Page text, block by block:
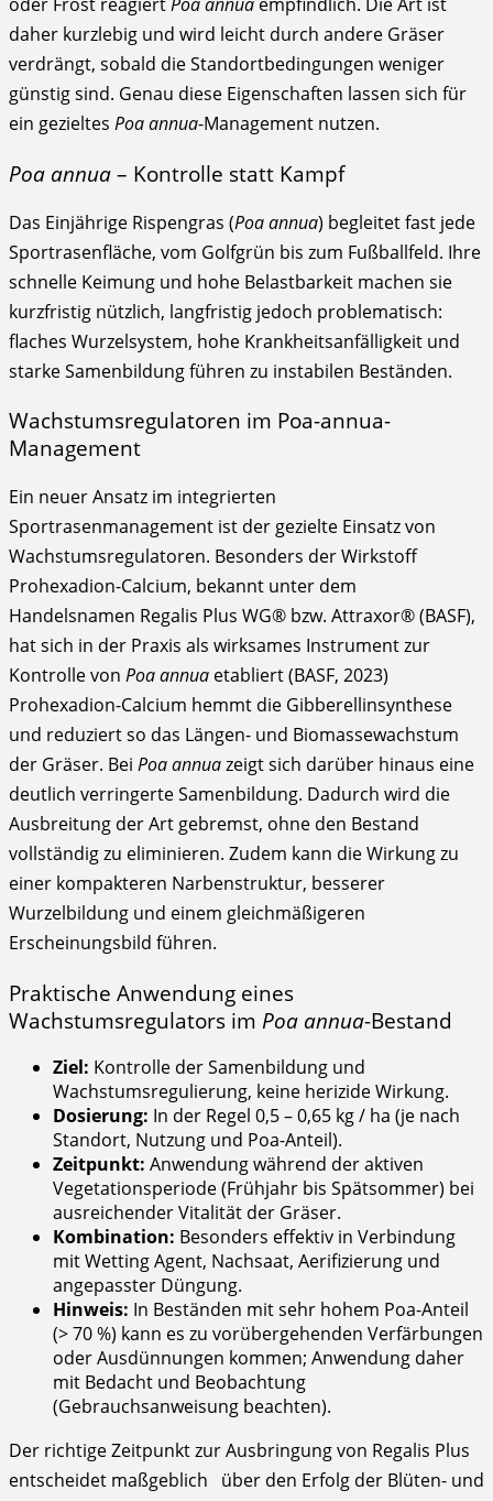
daher kurzlebig und wird leicht durch andere Gräser
verdrängt, sobald die Standortbedingungen weniger
günstig sind. Genau diese Eigenschaften lassen sich für
ein gezieltes Poa annua-Management nutzen.
Poa annua – Kontrolle statt Kampf
Das Einjährige Rispengras (Poa annua) begleitet fast jede
Sportrasenfläche, vom Golfgrün bis zum Fußballfeld. Ihre
schnelle Keimung und hohe Belastbarkeit machen sie
kurzfristig nützlich, langfristig jedoch problematisch:
flaches Wurzelsystem, hohe Krankheitsanfälligkeit und
starke Samenbildung führen zu instabilen Beständen.
Wachstumsregulatoren im Poa-annua-
Management
Ein neuer Ansatz im integrierten
Sportrasenmanagement ist der gezielte Einsatz von
Wachstumsregulatoren. Besonders der Wirkstoff
Prohexadion-Calcium, bekannt unter dem
Handelsnamen Regalis Plus WG® bzw. Attraxor® (BASF),
hat sich in der Praxis als wirksames Instrument zur
Kontrolle von Poa annua etabliert (BASF, 2023)
Prohexadion-Calcium hemmt die Gibberellinsynthese
und reduziert so das Längen- und Biomassewachstum
der Gräser. Bei Poa annuazeigt sich darüber hinaus eine
deutlich verringerte Samenbildung. Dadurch wird die
Ausbreitung der Art gebremst, ohne den Bestand
vollständig zu eliminieren. Zudem kann die Wirkung zu
einer kompakteren Narbenstruktur, besserer
Wurzelbildung und einem gleichmäßigeren
Erscheinungsbild führen.
Praktische Anwendung eines
Wachstumsregulators im Poa annua-Bestand
Ziel: Kontrolle der Samenbildung und
Wachstumsregulierung, keine herizide Wirkung.
Dosierung: In der Regel 0,5 – 0,65 kg / ha (je nach
Standort, Nutzung und Poa-Anteil).
Zeitpunkt: Anwendung während der aktiven
Vegetationsperiode (Frühjahr bis Spätsommer) bei
ausreichender Vitalität der Gräser.
Kombination: Besonders effektiv in Verbindung
mit Wetting Agent, Nachsaat, Aerifizierung und
angepasster Düngung.
Hinweis: In Beständen mit sehr hohem Poa-Anteil
(> 70 %) kann es zu vorübergehenden Verfärbungen
oder Ausdünnungen kommen; Anwendung daher
mit Bedacht und Beobachtung
(Gebrauchsanweisung beachten).
Der richtige Zeitpunkt zur Ausbringung von Regalis Plus
entscheidet maßgeblich über den Erfolg der Blüten- und